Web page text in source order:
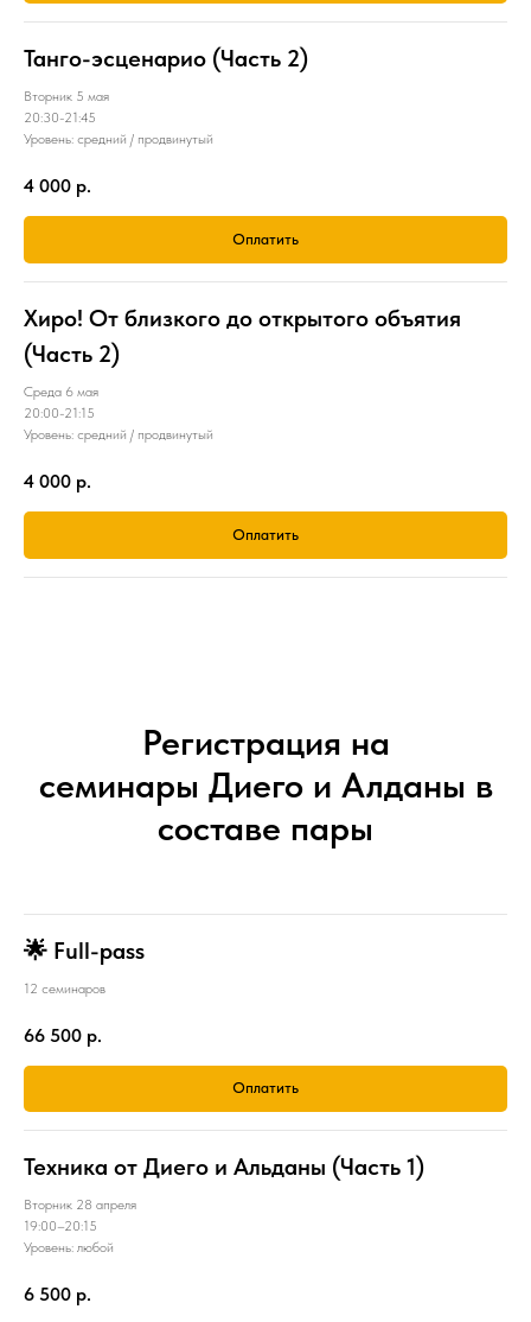
Танго-эсценарио (Часть 2)
Вторник 5 мая
20:30-21:45
Уровень: средний / продвинутый
4 000 р.
Оплатить
Хиро! От близкого до открытого объятия
(Часть 2)
Среда 6 мая
20:00-21:15
Уровень: средний / продвинутый
4 000 р.
Оплатить
Регистрация на
семинары Диего и Алданы в
составе пары
🌟 Full-pass
12 семинаров
66 500 р.
Оплатить
Техника от Диего и Альданы (Часть 1)
Вторник 28 апреля
19:00–20:15
Уровень: любой
6 500 р.